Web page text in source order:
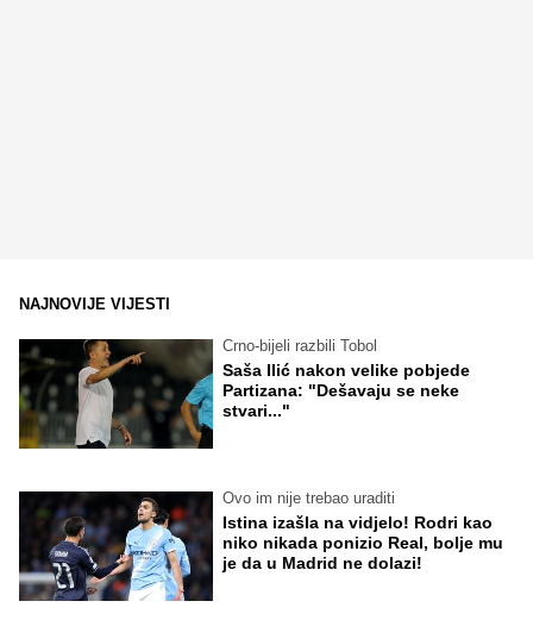
NAJNOVIJE VIJESTI
Crno-bijeli razbili Tobol
Saša Ilić nakon velike pobjede
Partizana: "Dešavaju se neke
stvari..."
Ovo im nije trebao uraditi
Istina izašla na vidjelo! Rodri kao
niko nikada ponizio Real, bolje mu
je da u Madrid ne dolazi!